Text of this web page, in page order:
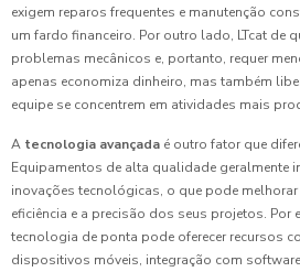
exigem reparos frequentes e manutenção
um fardo financeiro. Por outro lado, LTcat de
problemas mecânicos e, portanto, requer
apenas economiza dinheiro, mas também
equipe se concentrem em atividades mais
A tecnologia avançada é outro fator que
Equipamentos de alta qualidade geralmente
inovações tecnológicas, o que pode
eficiência e a precisão dos seus projetos. Por
tecnologia de ponta pode oferecer recursos
dispositivos móveis, integração com